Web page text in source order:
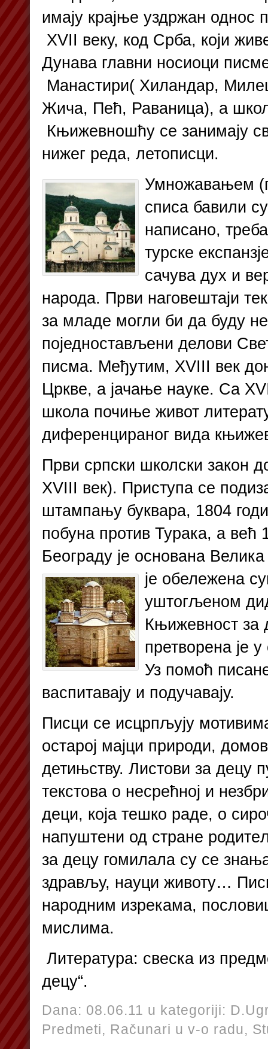
имају крајње уздржан
XVII веку, код Срба, који
Дунава главни носиоци
Манастири( Хиландар,
Жича, Пећ, Раваница), а
Књижевношћу се занимају
нижег реда, летописци.
Умножавањем
списа бавили
написано,
турске
сачува дух и
народа. Први наговештаји
за младе могли би да буду
поједностављени делови
писма. Међутим, XVIII век
Цркве, а јачање науке. Са
школа почиње живот
диференцираног вида
Први српски школски закон
XVIII век). Приступа се
штампању буквара, 1804
побуна против Турака, а већ
Београду је основана
је обележена
уштогљеном
Књижевност за
претворена је
Уз помоћ
васпитавају и подучавају.
Писци се исцрпљују
остарој мајци природи,
детињству. Листови за децу
текстова о несрећној и
деци, која тешко раде, о
напуштени од стране
за децу гомилала су се
здрављу, науци животу…
народним изрекама,
мислима.
Литература: свеска из
децу“.
Dana: 08.06.11 u kategoriji:
Predmeti, Računari u v-o radu,